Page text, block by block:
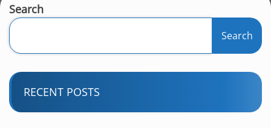
Search
Search
RECENT POSTS